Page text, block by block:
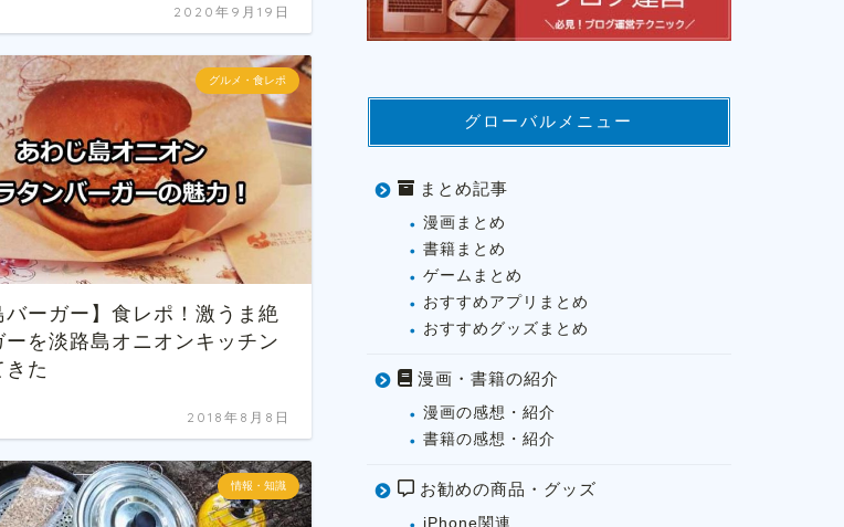
2020年9月19日
グルメ・食レポ
バーガー】食レポ！激うま絶
ーを淡路島オニオンキッチン
きた
2018年8月8日
情報・知識
グローバルメニュー
まとめ記事
漫画まとめ
書籍まとめ
ゲームまとめ
おすすめアプリまとめ
おすすめグッズまとめ
漫画・書籍の紹介
漫画の感想・紹介
書籍の感想・紹介
お勧めの商品・グッズ
iPhone関連